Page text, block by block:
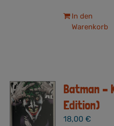
In den
Warenkorb
Batman –
Edition)
18,00€